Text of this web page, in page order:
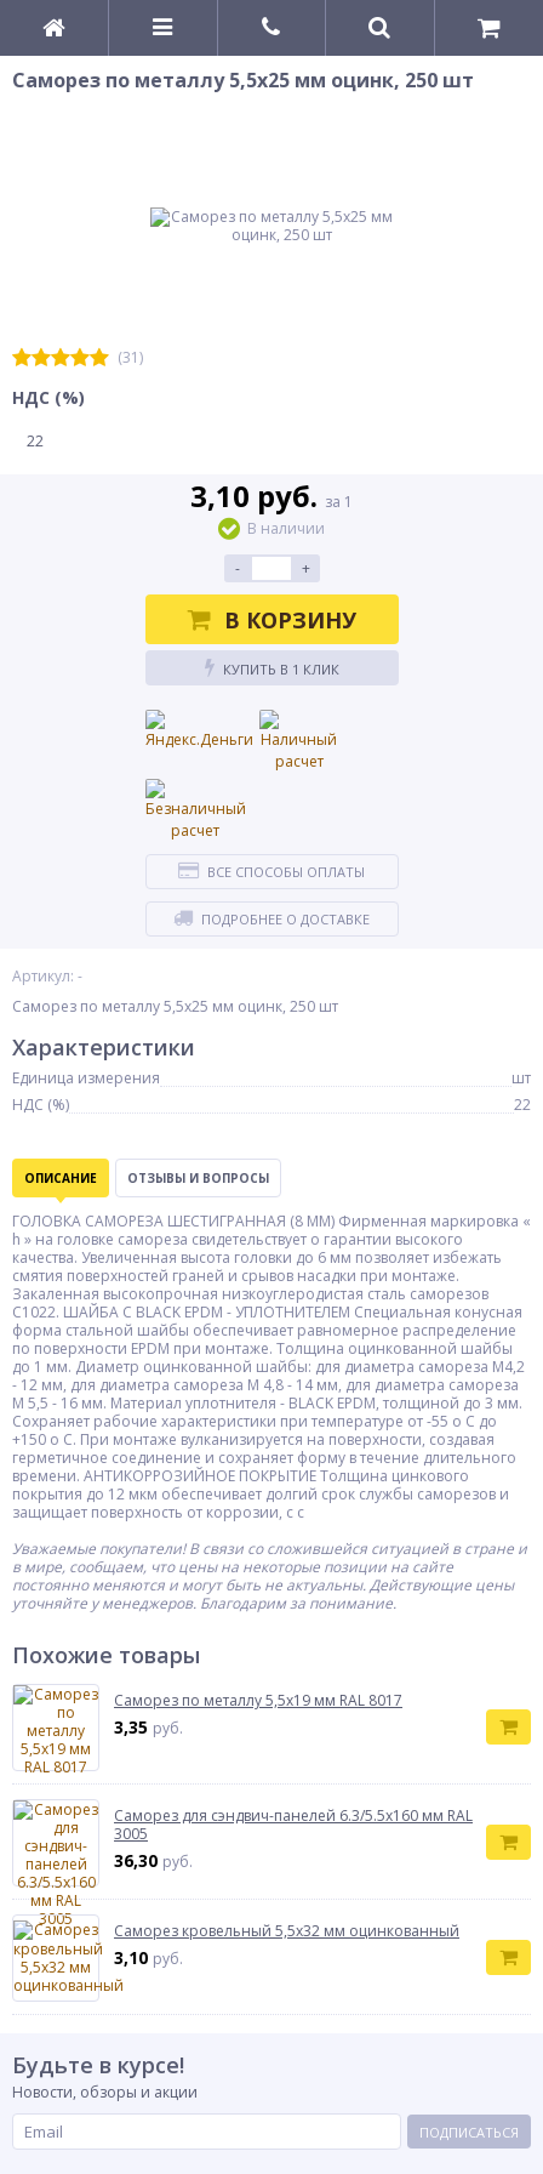
Саморез по металлу 5,5x25 мм оцинк, 250 шт
(31)
Артикул: -
Саморез по металлу 5,5x25 мм оцинк, 250 шт
НДС (%)
22
3,10 руб. за 1
В наличии
-
+
В КОРЗИНУ
КУПИТЬ В 1 КЛИК
ВСЕ СПОСОБЫ ОПЛАТЫ
ПОДРОБНЕЕ О ДОСТАВКЕ
Характеристики
Единица измерения
шт
НДС (%)
22
ОПИСАНИЕ ОТЗЫВЫ И ВОПРОСЫ
ГОЛОВКА САМОРЕЗА ШЕСТИГРАННАЯ (8 ММ) Фирменная маркировка «
h » на головке самореза свидетельствует о гарантии высокого
качества. Увеличенная высота головки до 6 мм позволяет избежать
смятия поверхностей граней и срывов насадки при монтаже.
Закаленная высокопрочная низкоуглеродистая сталь саморезов
С1022. ШАЙБА С BLACK EPDM - УПЛОТНИТЕЛЕМ Специальная конусная
форма стальной шайбы обеспечивает равномерное распределение
по поверхности EPDM при монтаже. Толщина оцинкованной шайбы
до 1 мм. Диаметр оцинкованной шайбы: для диаметра самореза М4,2
- 12 мм, для диаметра само­реза М 4,8 - 14 мм, для диаметра самореза
М 5,5 - 16 мм. Материал уплотнителя - BLACK EPDM, толщиной до 3 мм.
Сохраняет рабочие характеристики при температуре от -55 o С до
+150 o С. При монтаже вулканизируется на поверхности, создавая
герметичное соединение и сохраняет форму в течение длительного
времени. АНТИКОРРОЗИЙНОЕ ПОКРЫТИЕ Толщина цинкового
покрытия до 12 мкм обеспечивает долгий срок службы саморезов и
защищает поверхность от коррозии, с с
Уважаемые покупатели! В связи со сложившейся ситуацией в стране и
в мире, сообщаем, что цены на некоторые позиции на сайте
постоянно меняются и могут быть не актуальны. Действующие цены
уточняйте у менеджеров. Благодарим за понимание.
Похожие товары
Саморез по металлу 5,5x19 мм RAL 8017
3,35 руб.
Саморез для сэндвич-панелей 6.3/5.5х160 мм RAL
3005
36,30 руб.
Саморез кровельный 5,5х32 мм оцинкованный
3,10 руб.
Будьте в курсе!
Новости, обзоры и акции
ПОДПИСАТЬСЯ